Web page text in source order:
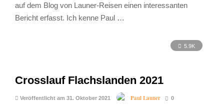
auf dem Blog von Launer-Reisen einen interessanten
Bericht erfasst. Ich kenne Paul …
5.9K
Crosslauf Flachslanden 2021
Veröffentlicht am 31. Oktober 2021 Paul Launer 0